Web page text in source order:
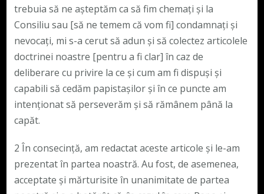
trebuia să ne așteptăm ca să fim chemați și la
Consiliu sau [să ne temem că vom fi] condamnați și
nevocați, mi s-a cerut să adun și să colectez articolele
doctrinei noastre [pentru a fi clar] în caz de
deliberare cu privire la ce și cum am fi dispuși și
capabili să cedăm papistașilor și în ce puncte am
intenționat să perseverăm și să rămânem până la
capăt.
2 În consecință, am redactat aceste articole și le-am
prezentat în partea noastră. Au fost, de asemenea,
acceptate și mărturisite în unanimitate de partea